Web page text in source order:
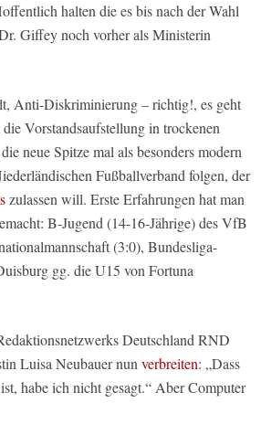
halten die es bis nach der Wahl
Giffey noch vorher als Ministerin
Anti-Diskriminierung – richtig!, es geht
Vorstandsaufstellung in trockenen
neue Spitze mal als besonders modern
Fußballverband folgen, der
zulassen will. Erste Erfahrungen hat man
B-Jugend (14-16-Jährige) des VfB
(3:0), Bundesliga-
gg. die U15 von Fortuna
Deutschland RND
Luisa Neubauer nunverbreiten: „Dass
habe ich nicht gesagt.“ Aber Computer